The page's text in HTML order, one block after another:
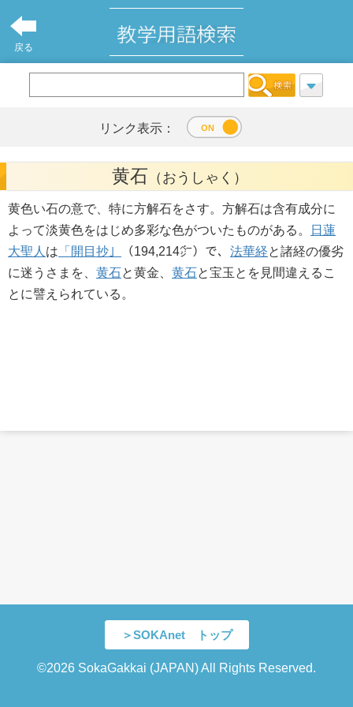
戻る
リンク表示：
黄石 （おうしゃく）
黄色い石の意で、特に方解石をさす。方解石は含有成分に
よって淡黄色をはじめ多彩な色がついたものがある。
日蓮
大聖人 は 「開目抄」 （194,214㌻）で、 法華経と諸経の優劣
に迷うさまを、 黄石と黄金、 黄石と宝玉とを見間違えるこ
とに譬えられている。
＞SOKAnet トップ
©2026 SokaGakkai (JAPAN) All Rights Reserved.